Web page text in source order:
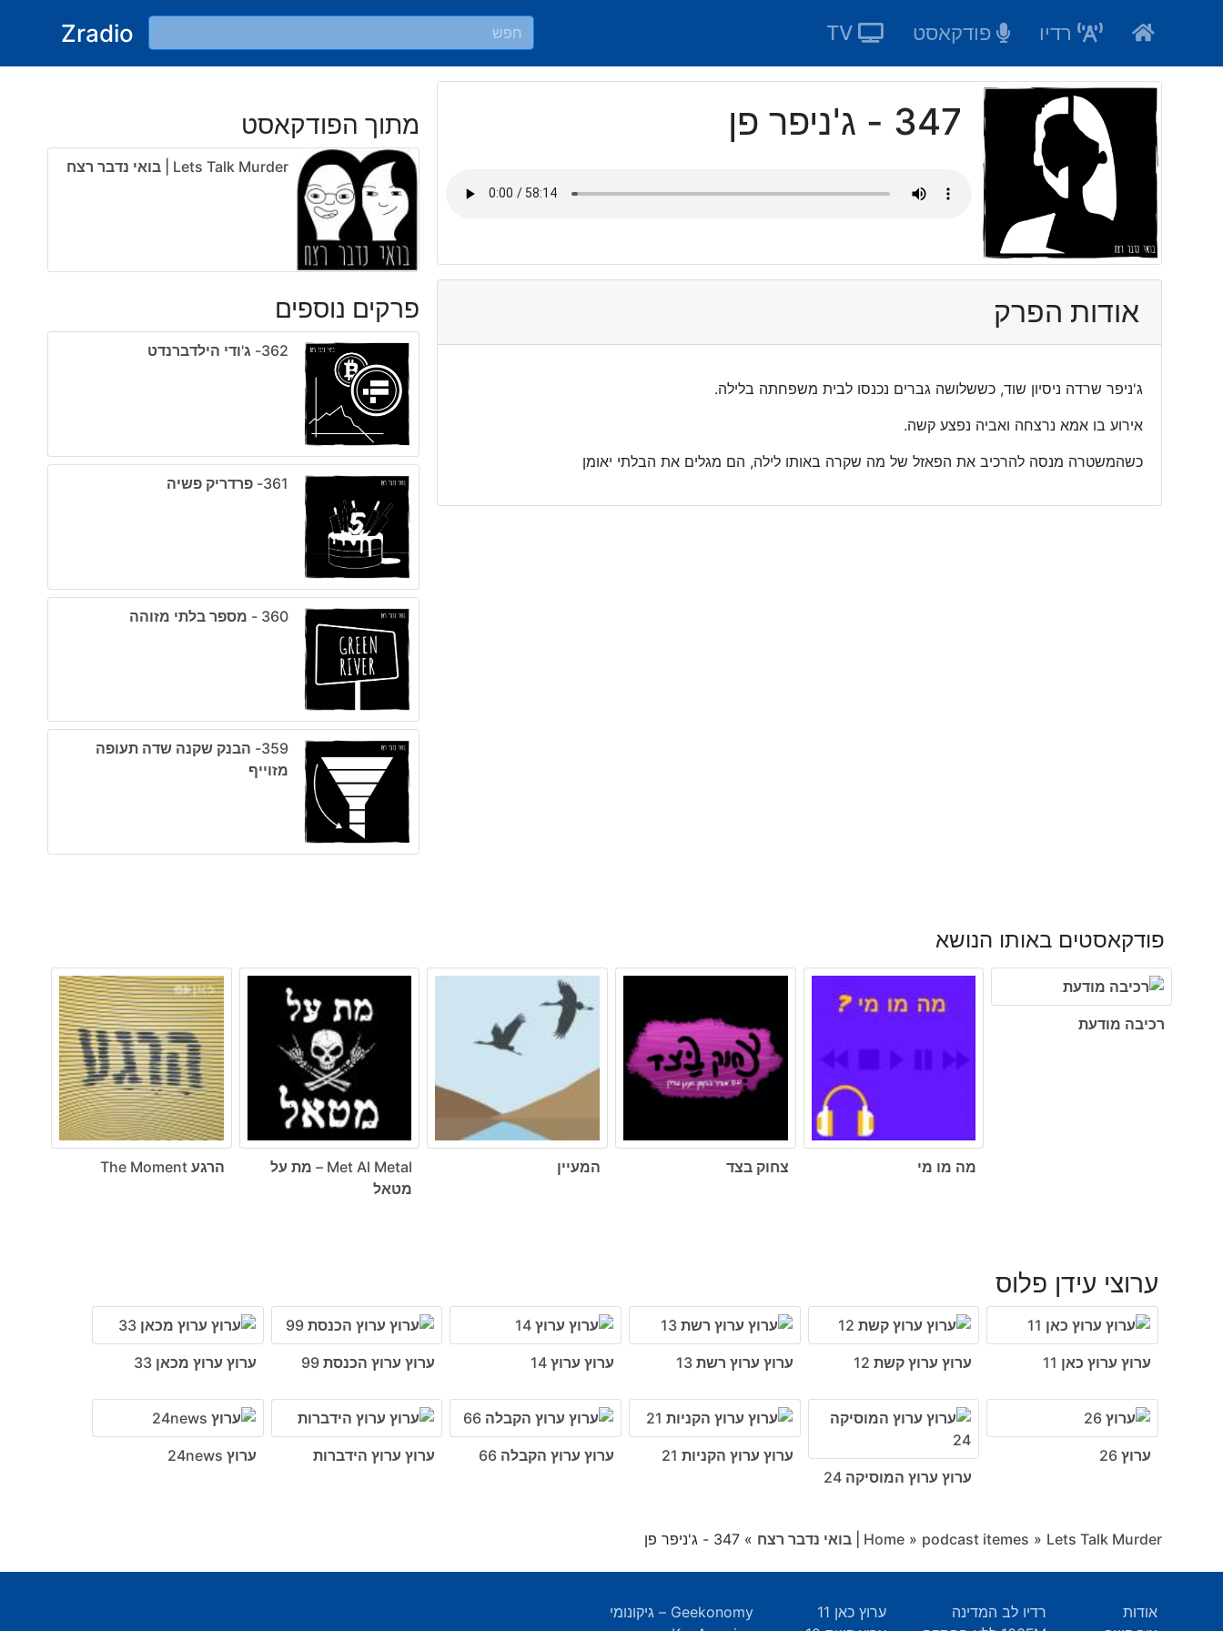
Zradio רדיו פודקאסט
347 - ג'ניפר פן
אודות הפרק
ג'ניפר שרדה ניסיון שוד, כששלושה גברים נכנסו לבית משפחתה בלילה.
אירוע בו אמא נרצחה ואביה נפצע קשה.
כשהמשטרה מנסה להרכיב את הפאזל של מה שקרה באותו לילה, הם מגלים את הבלתי יאומן
מתוך הפודקאסט
Lets Talk Murder | בואי נדבר רצח
פרקים נוספים
362- ג'ודי הילדברנדט
361- פרדריק פשיה
360 - מספר בלתי מזוהה
359- הבנק שקנה שדה תעופה
מזוייף
פודקאסטים באותו הנושא
רכיבה מודעת
מה מו מי צחוק בצד המעיין
Met Al Metal – מת על
מטאל
הרגע The Moment
ערוצי עידן פלוס
ערוץ ערוץ כאן 11 ערוץ ערוץ קשת 12 ערוץ ערוץ רשת 13 ערוץ ערוץ 14 ערוץ ערוץ הכנסת 99 ערוץ ערוץ מכאן 33
ערוץ 26
ערוץ ערוץ המוסיקה 24
ערוץ ערוץ הקניות 21 ערוץ ערוץ הקבלה 66 ערוץ ערוץ הידברות ערוץ 24news
Home » podcast itemes » Lets Talk Murder | בואי נדבר רצח » 347 - ג'ניפר פן
אודות
רדיו לב המדינה
ערוץ כאן 11
Geekonomy – גיקונומי